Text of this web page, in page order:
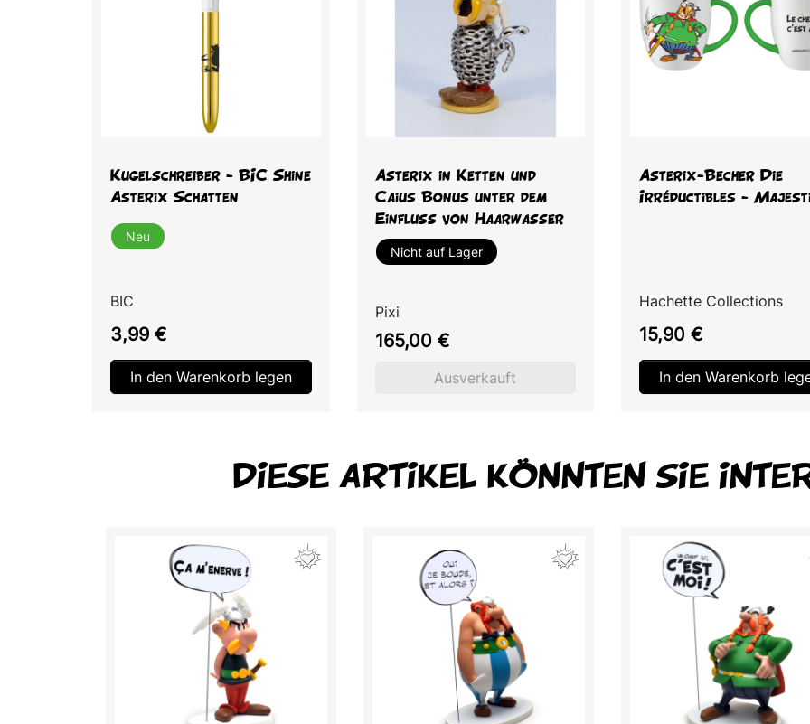
Vorschau
Kugelschreiber - BIC Shine
Asterix Schatten
Neu
BIC
Preis
3,99 €
In den Warenkorb legen
Asterix in Ketten und
Caius Bonus unter dem
Einfluss von Haarwasser
Nicht auf Lager
Pixi
Preis
165,00 €
Ausverkauft
Asterix-Becher Die
Irréductibles -
Hachette Collections
Preis
15,90 €
In den Warenkorb
DIESE ARTIKEL KÖNNTEN SIE